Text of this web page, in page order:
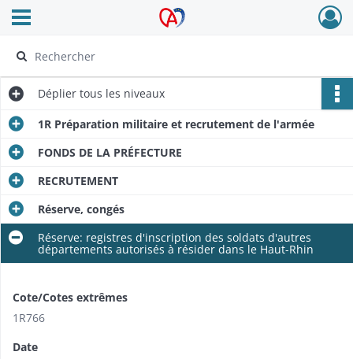
Archives Alsace - Colmar
Ouvrir le menu déroulant
Déplier tous les niveaux
1R Préparation militaire et recrutement de l'armée
FONDS DE LA PRÉFECTURE
RECRUTEMENT
Réserve, congés
Réserve: registres d'inscription des soldats d'autres
départements autorisés à résider dans le Haut-Rhin
Cote/Cotes extrêmes
1R766
Date